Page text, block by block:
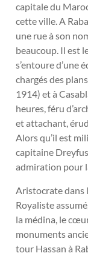
capitale du
cette ville. A
une rue à son
beaucoup. Il est
s’entoure d’une
chargés des
1914) et à
heures, féru
et attachant,
Alors qu’il est
capitaine
admiration pour
Aristocrate dans
Royaliste
la médina, le
monuments
tour Hassan à